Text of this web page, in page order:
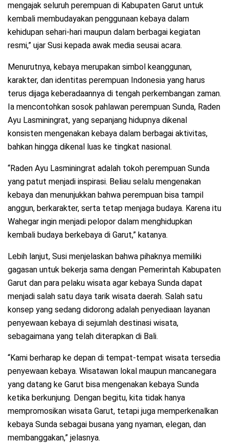
mengajak seluruh perempuan di Kabupaten Garut untuk
kembali membudayakan penggunaan kebaya dalam
kehidupan sehari-hari maupun dalam berbagai kegiatan
resmi,” ujar Susi kepada awak media seusai acara.
Menurutnya, kebaya merupakan simbol keanggunan,
karakter, dan identitas perempuan Indonesia yang harus
terus dijaga keberadaannya di tengah perkembangan zaman.
Ia mencontohkan sosok pahlawan perempuan Sunda, Raden
Ayu Lasminingrat, yang sepanjang hidupnya dikenal
konsisten mengenakan kebaya dalam berbagai aktivitas,
bahkan hingga dikenal luas ke tingkat nasional.
“Raden Ayu Lasminingrat adalah tokoh perempuan Sunda
yang patut menjadi inspirasi. Beliau selalu mengenakan
kebaya dan menunjukkan bahwa perempuan bisa tampil
anggun, berkarakter, serta tetap menjaga budaya. Karena itu
Wahegar ingin menjadi pelopor dalam menghidupkan
kembali budaya berkebaya di Garut,” katanya.
Lebih lanjut, Susi menjelaskan bahwa pihaknya memiliki
gagasan untuk bekerja sama dengan Pemerintah Kabupaten
Garut dan para pelaku wisata agar kebaya Sunda dapat
menjadi salah satu daya tarik wisata daerah. Salah satu
konsep yang sedang didorong adalah penyediaan layanan
penyewaan kebaya di sejumlah destinasi wisata,
sebagaimana yang telah diterapkan di Bali.
“Kami berharap ke depan di tempat-tempat wisata tersedia
penyewaan kebaya. Wisatawan lokal maupun mancanegara
yang datang ke Garut bisa mengenakan kebaya Sunda
ketika berkunjung. Dengan begitu, kita tidak hanya
mempromosikan wisata Garut, tetapi juga memperkenalkan
kebaya Sunda sebagai busana yang nyaman, elegan, dan
membanggakan,” jelasnya.